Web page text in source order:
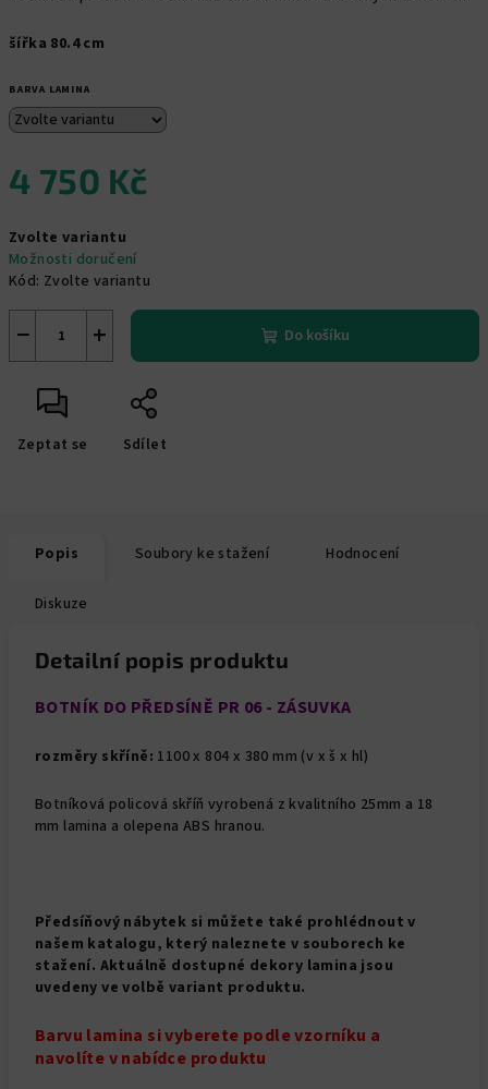
šířka 80.4 cm
BARVA LAMINA
4 750 Kč
cena:
Zvolte variantu
Možnosti doručení
Kód: Zvolte variantu
+
− Do košíku
Zeptat se Sdílet
Popis Soubory ke stažení Hodnocení
Diskuze
Detailní popis produktu
BOTNÍK DO PŘEDSÍNĚ PR 06 - ZÁSUVKA
rozměry skříně: 1100 x 804 x 380 mm (v x š x hl)
Botníková policová skříň vyrobená z kvalitního 25mm a 18
mm lamina a olepena ABS hranou.
Předsíňový nábytek si můžete také prohlédnout v
našem katalogu, který naleznete v souborech ke
stažení. Aktuálně dostupné dekory lamina jsou
uvedeny ve volbě variant produktu.
Barvu lamina si vyberete podle vzorníku a
navolíte v nabídce produktu